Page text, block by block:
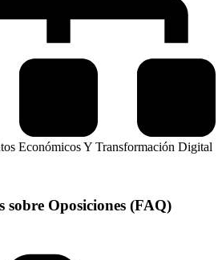
Económicos Y Transformación Digital
sobre Oposiciones (FAQ)